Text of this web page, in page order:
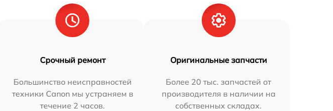
Срочный ремонт
Большинство неисправностей
техники Canon мы устраняем в
течение 2 часов.
Оригинальные запчасти
Более 20 тыс. запчастей от
производителя в наличии на
собственных складах.